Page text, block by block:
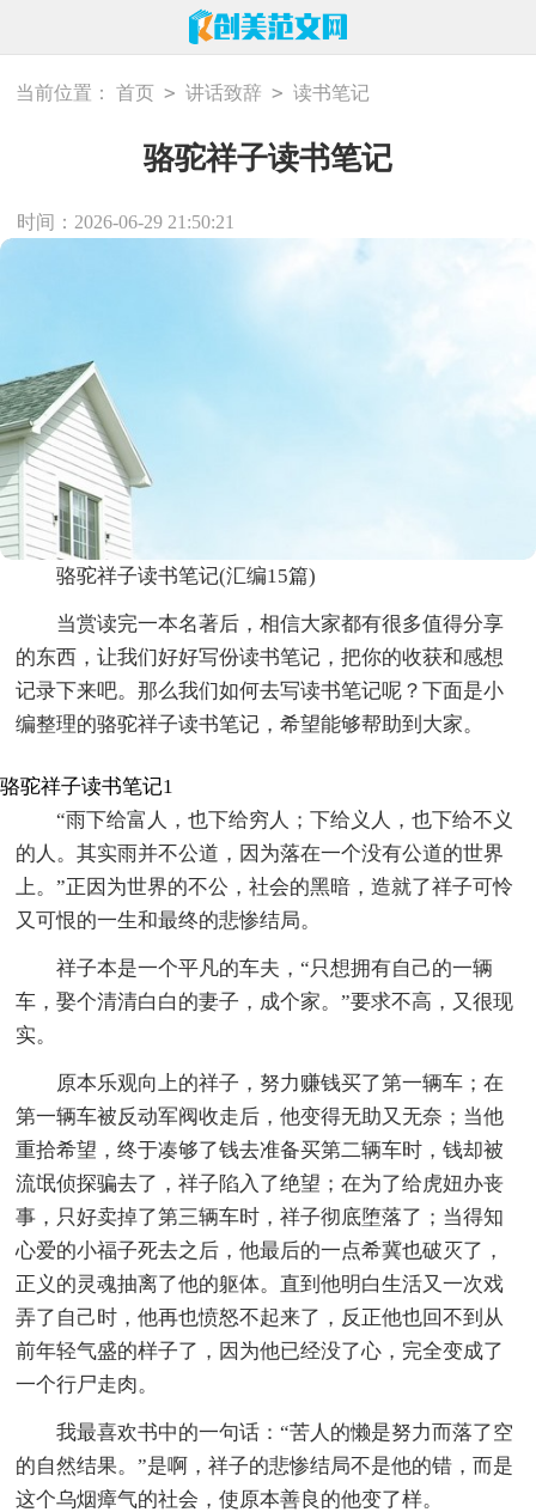
当前位置： 首页 > 讲话致辞 > 读书笔记
骆驼祥子读书笔记
时间：2026-06-29 21:50:21
骆驼祥子读书笔记(汇编15篇)
当赏读完一本名著后，相信大家都有很多值得分享
的东西，让我们好好写份读书笔记，把你的收获和感想
记录下来吧。那么我们如何去写读书笔记呢？下面是小
编整理的骆驼祥子读书笔记，希望能够帮助到大家。
骆驼祥子读书笔记1
“雨下给富人，也下给穷人；下给义人，也下给不义
的人。其实雨并不公道，因为落在一个没有公道的世界
上。”正因为世界的不公，社会的黑暗，造就了祥子可怜
又可恨的一生和最终的悲惨结局。
祥子本是一个平凡的车夫，“只想拥有自己的一辆
车，娶个清清白白的妻子，成个家。”要求不高，又很现
实。
原本乐观向上的祥子，努力赚钱买了第一辆车；在
第一辆车被反动军阀收走后，他变得无助又无奈；当他
重拾希望，终于凑够了钱去准备买第二辆车时，钱却被
流氓侦探骗去了，祥子陷入了绝望；在为了给虎妞办丧
事，只好卖掉了第三辆车时，祥子彻底堕落了；当得知
心爱的小福子死去之后，他最后的一点希冀也破灭了，
正义的灵魂抽离了他的躯体。直到他明白生活又一次戏
弄了自己时，他再也愤怒不起来了，反正他也回不到从
前年轻气盛的样子了，因为他已经没了心，完全变成了
一个行尸走肉。
我最喜欢书中的一句话：“苦人的懒是努力而落了空
的自然结果。”是啊，祥子的悲惨结局不是他的错，而是
这个乌烟瘴气的社会，使原本善良的他变了样。